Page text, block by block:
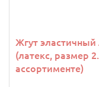
Жгут эластичный
(латекс, размер
ассортименте)